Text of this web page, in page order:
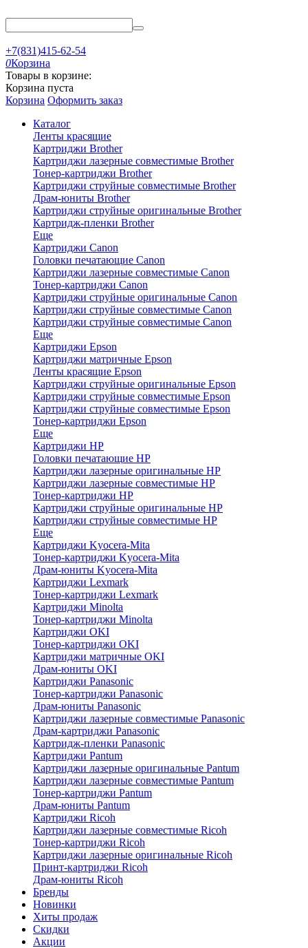
+7(831)415-62-54
0Корзина
Товары в корзине:
Корзина пуста
Корзина Оформить заказ
Каталог
Ленты красящие
Картриджи Brother
Картриджи лазерные совместимые Brother
Тонер-картриджи Brother
Картриджи струйные совместимые Brother
Драм-юниты Brother
Картриджи струйные оригинальные Brother
Картридж-пленки Brother
Еще
Картриджи Canon
Головки печатающие Canon
Картриджи лазерные совместимые Canon
Тонер-картриджи Canon
Картриджи струйные оригинальные Canon
Картриджи струйные совместимые Canon
Картриджи струйные совместимые Canon
Еще
Картриджи Epson
Картриджи матричные Epson
Ленты красящие Epson
Картриджи струйные оригинальные Epson
Картриджи струйные совместимые Epson
Картриджи струйные совместимые Epson
Тонер-картриджи Epson
Еще
Картриджи HP
Головки печатающие HP
Картриджи лазерные оригинальные HP
Картриджи лазерные совместимые HP
Тонер-картриджи HP
Картриджи струйные оригинальные HP
Картриджи струйные совместимые HP
Еще
Картриджи Kyocera-Mita
Тонер-картриджи Kyocera-Mita
Драм-юниты Kyocera-Mita
Картриджи Lexmark
Тонер-картриджи Lexmark
Картриджи Minolta
Тонер-картриджи Minolta
Картриджи OKI
Тонер-картриджи OKI
Картриджи матричные OKI
Драм-юниты OKI
Картриджи Panasonic
Тонер-картриджи Panasonic
Драм-юниты Panasonic
Картриджи лазерные совместимые Panasonic
Драм-картриджи Panasonic
Картридж-пленки Panasonic
Картриджи Pantum
Картриджи лазерные оригинальные Pantum
Картриджи лазерные совместимые Pantum
Тонер-картриджи Pantum
Драм-юниты Pantum
Картриджи Ricoh
Картриджи лазерные совместимые Ricoh
Тонер-картриджи Ricoh
Картриджи лазерные оригинальные Ricoh
Принт-картриджи Ricoh
Драм-юниты Ricoh
Бренды
Новинки
Хиты продаж
Скидки
Акции